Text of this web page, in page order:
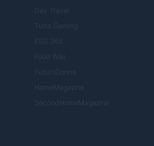
Day Travel
Tutto Gaming
ESG 365
Food Wiki
FuturoDonna
HomeMagazine
SecondHomeMagazine